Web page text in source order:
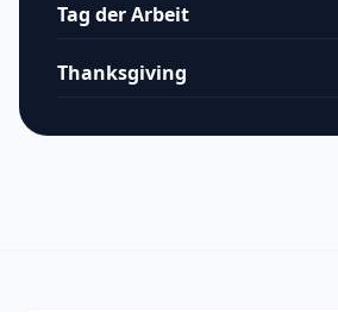
Tag der Arbeit
Thanksgiving